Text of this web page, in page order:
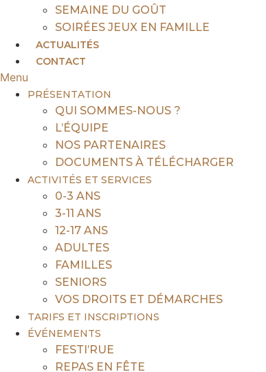
SEMAINE DU GOÛT
SOIRÉES JEUX EN FAMILLE
ACTUALITÉS
CONTACT
Menu
PRÉSENTATION
QUI SOMMES-NOUS ?
L’ÉQUIPE
NOS PARTENAIRES
DOCUMENTS À TÉLÉCHARGER
ACTIVITÉS ET SERVICES
0-3 ANS
3-11 ANS
12-17 ANS
ADULTES
FAMILLES
SENIORS
VOS DROITS ET DÉMARCHES
TARIFS ET INSCRIPTIONS
ÉVÉNEMENTS
FESTI’RUE
REPAS EN FÊTE